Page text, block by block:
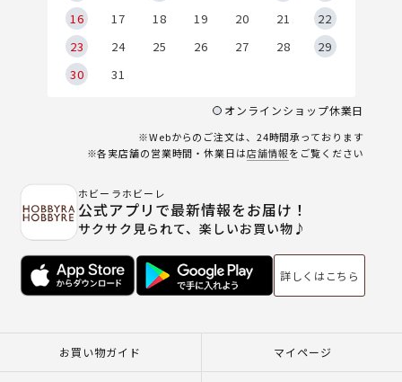
16
17 18 19 20 21
22
23
24 25 26 27 28
29
30
31
オンラインショップ休業日
※Webからのご注文は、24時間承っております
※各実店舗の営業時間・休業日は店舗情報をご覧ください
ホビーラホビーレ
公式アプリで最新情報をお届け！
サクサク見られて、楽しいお買い物♪
詳しくはこちら
お買い物ガイド マイページ